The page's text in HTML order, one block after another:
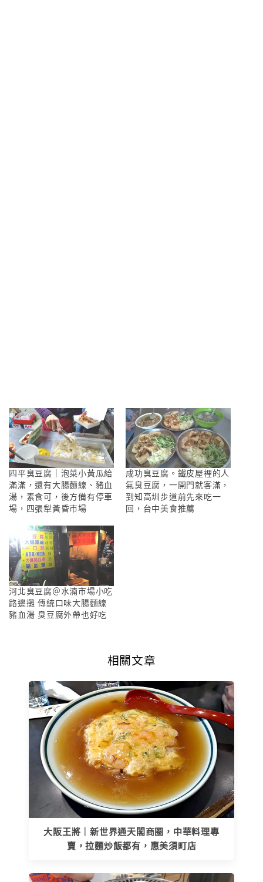
四平臭豆腐｜泡菜小黃瓜給
滿滿，還有大腸麵線、豬血
湯，素食可，後方備有停車
場，四張犁黃昏市場
成功臭豆腐。鐵皮屋裡的人
氣臭豆腐，一開門就客滿，
到知高圳步道前先來吃一
回，台中美食推薦
河北臭豆腐＠水湳市場小吃
路邊攤 傳統口味大腸麵線
豬血湯 臭豆腐外帶也好吃
相關文章
大阪王將｜新世界通天閣商圈，中華料理專
賣，拉麵炒飯都有，惠美須町店